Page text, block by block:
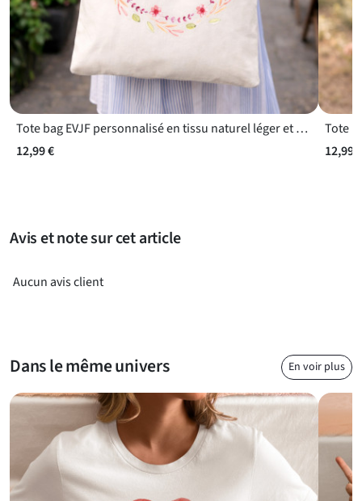
de l’EVJF un moment inoubliable avec ce t-shirt unique !
Tote bag EVJF personnalisé en tissu naturel léger et réutilisable
12,99 €
Tote
12,99 €
Avis et note sur cet article
Aucun avis client
Dans le même univers En voir plus